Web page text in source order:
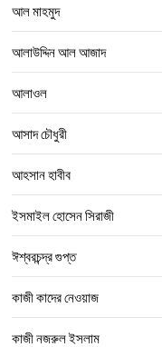
আল মাহমুদ
আলাউদ্দিন আল আজাদ
আলাওল
আসাদ চৌধুরী
আহসান হাবীব
ইসমাইল হোসেন সিরাজী
ঈশ্বরচন্দ্র গুপ্ত
কাজী কাদের নেওয়াজ
কাজী নজরুল ইসলাম